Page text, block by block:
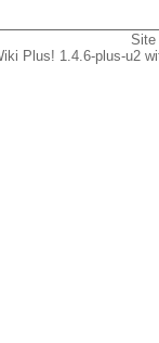
Plus! 1.4.6-plus-u2